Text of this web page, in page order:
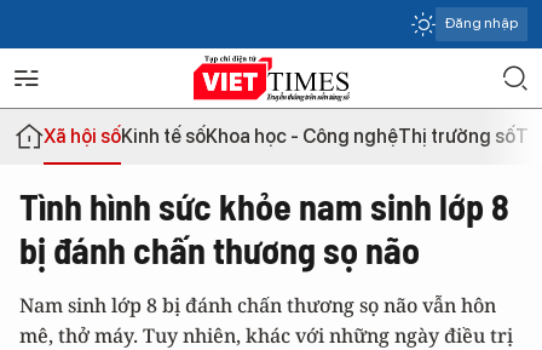
Đăng nhập
Xã hội sốKinh tế sốKhoa học - Công nghệThị trường số
Tình hình sức khỏe nam sinh lớp 8
bị đánh chấn thương sọ não
Nam sinh lớp 8 bị đánh chấn thương sọ não vẫn hôn
mê, thở máy. Tuy nhiên, khác với những ngày điều trị